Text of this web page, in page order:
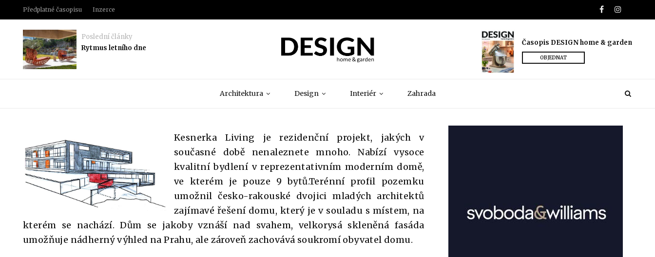
Architektura Design Interiér Zahrada
Časopis DESIGN home & garden
OBJEDNAT
Poslední články
Rytmus letního dne
Předplatné časopisu Inzerce
Kesnerka Living je rezidenční projekt, jakých v
současné době nenaleznete mnoho. Nabízí vysoce
kvalitní bydlení v reprezentativním moderním domě,
ve kterém je pouze 9 bytů.Terénní profil pozemku
umožnil česko-rakouské dvojici mladých architektů
zajímavé řešení domu, který je v souladu s místem, na
kterém se nachází. Dům se jakoby vznáší nad svahem, velkorysá skleněná fasáda
umožňuje nádherný výhled na Prahu, ale zároveň zachovává soukromí obyvatel domu.